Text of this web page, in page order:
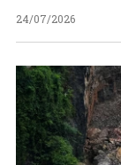
24/07/2026